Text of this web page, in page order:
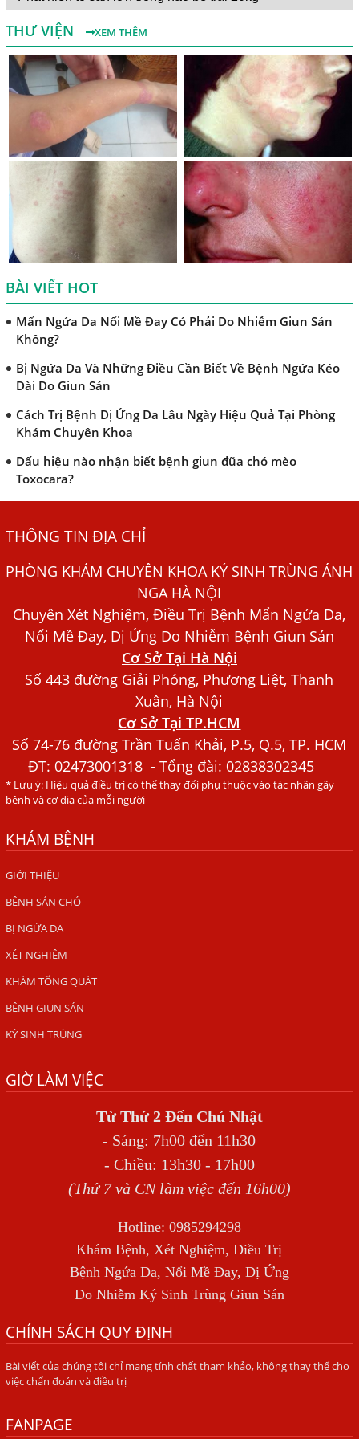
THƯ VIỆN XEM THÊM
BÀI VIẾT HOT
Nguyên Nhân Và Tác Hại Của Bệnh Giun Chỉ Bạch Huyết
Chẩn Đoán Và Điều Trị Bệnh Echinococcus
Những Điều Cần Biết Về Giun Hình Ống
Chẩn Đoán Và Điều Trị Bệnh Amip Ở Não
Bệnh Sán Chó Dấu Hiệu Nhận Biết Và Thời Gian Trị Bệnh
Sán Chó
Trị Bệnh Sán Chó Có Khỏi Bệnh Ngứa Da Không?
TRIỆU CHỨNG GIUN SÁN CHÓ MÈO
Khi Trẻ Bị Dị Ứng Da Cần Làm Xét Nghiệm Gì Tìm Nguyên
Nhân Dị Ứng Da
Điều trị bệnh sán lá gan ở đâu?
Mẩn Ngứa Da Nổi Mề Đay Có Phải Do Nhiễm Giun Sán
Không?
Bị Ngứa Da Và Những Điều Cần Biết Về Bệnh Ngứa Kéo
Dài Do Giun Sán
Cách Trị Bệnh Dị Ứng Da Lâu Ngày Hiệu Quả Tại Phòng
Khám Chuyên Khoa
Dấu hiệu nào nhận biết bệnh giun đũa chó mèo
Toxocara?
Bệnh Chàm Và Những Yếu Tố Liên Quan Đến Bệnh Giun
Sán
Dấu Hiệu Ngứa Da, Dị Ứng, Nổi Mề Đay Do Nhiễm Sán
Bác sĩ Nguyễn Ngọc Ánh Phòng Khám Ánh Nga Đề Tài
Nghiên Cứu Khoa
Xét Nghiệm Giun Sán Gồm Những Loại Nào? Chi Phí Bao
Người Đàn Ông Phát Ban Mẩn Đỏ Khắp Người, Sau Ba
Tháng Mới Tìm Ra Nguyên Nhân
Đau Mắt Đỏ, Nguyên Nhân Và Cách Điều Trị
HÀ NỘI – PHÁT BAN MẨN ĐỎ KHẮP NGƯỜI, ĐI KHÁM
Ăn hải sản sống, coi chừng nhiễm giun sán
TỔNG QUAN VỀ KÉM HẤP THU THỨC ĂN
HÀ NỘI – NHIỄM BA LOẠI KÝ SINH TRÙNG DO THÓI QUEN
ĂN MỘT MÓN ĂN SÁNG
ẤU TRÙNG SÁN CHÓ DI CHUYỂN QUA DA GÂY NGỨA
VIÊM DA ĐỒNG TIỀN
Tại sao khám bệnh viện da liễu nhiều năm không hết
SÁN TRONG NÃO GÂY RA CÁC TRIỆU CHỨNG NHƯ TÂM
Địa Chỉ Điều Trị Bệnh Sán Dây Uy Tín Tại Hà Nội
TỔNG QUAN VỀ NHIỄM GIUN LƯƠN
Đầu Hàng Vì Trị Nhiều Lần Không Khỏi
NHIỄM TRÙNG NÃO DO AMIP, VIÊM MÀNG NÃO DO AMIP
NGUYÊN PHÁT
Trị Bệnh Hôi Miệng Do Nhiễm Ký Sinh Trùng Giun Sán
Có Nên Quá Lo Lắng Khi Bị Ngứa Kéo Dài Do Nhiễm Giun
Đũa Chó Mèo?
THÔNG TIN ĐỊA CHỈ
PHÒNG KHÁM CHUYÊN KHOA KÝ SINH TRÙNG ÁNH
NGA HÀ NỘI
Chuyên Xét Nghiệm, Điều Trị Bệnh Mẩn Ngứa Da,
Nổi Mề Đay, Dị Ứng Do Nhiễm Bệnh Giun Sán
Cơ Sở Tại Hà Nội
Số 443 đường Giải Phóng, Phương Liệt, Thanh
Xuân, Hà Nội
Cơ Sở Tại TP.HCM
Số 74-76 đường Trần Tuấn Khải, P.5, Q.5, TP. HCM
ĐT:02473001318 - Tổng đài: 02838302345
* Lưu ý: Hiệu quả điều trị có thể thay đổi phụ thuộc vào tác nhân gây
bệnh và cơ địa của mỗi người
KHÁM BỆNH
GIỚI THIỆU
BỆNH SÁN CHÓ
BỊ NGỨA DA
XÉT NGHIỆM
KHÁM TỔNG QUÁT
BỆNH GIUN SÁN
KÝ SINH TRÙNG
GIỜ LÀM VIỆC
Từ Thứ 2 Đến Chủ Nhật
- Sáng: 7h00 đến 11h30
- Chiều: 13h30 - 17h00
(Thứ 7 và CN làm việc đến 16h00)
Hotline: 0985294298
Khám Bệnh, Xét Nghiệm, Điều Trị
Bệnh Ngứa Da, Nổi Mề Đay, Dị Ứng
Do Nhiễm Ký Sinh Trùng Giun Sán
CHÍNH SÁCH QUY ĐỊNH
Bài viết của chúng tôi chỉ mang tính chất tham khảo, không thay thế cho
việc chẩn đoán và điều trị
FANPAGE